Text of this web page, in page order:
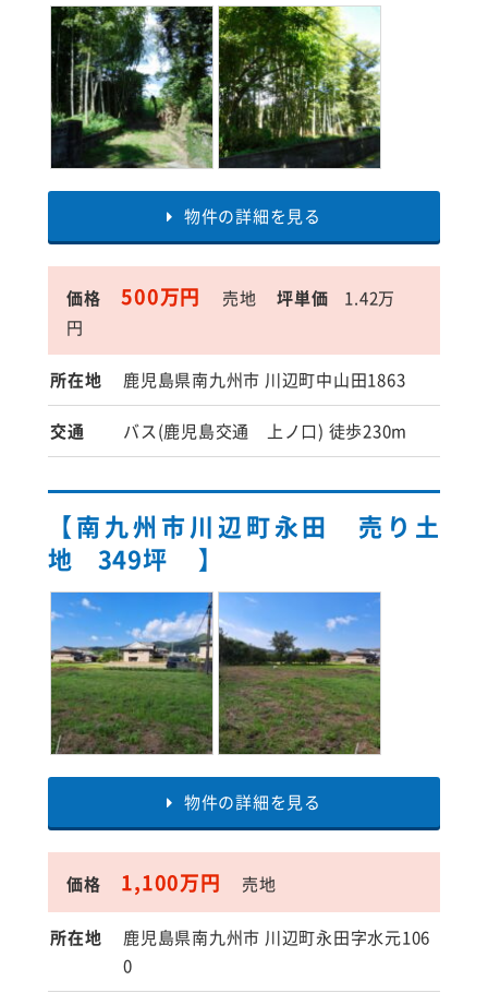
物件の詳細を見る
価格 500万円 売地 坪単価
1.42万
円
所在地 鹿児島県南九州市 川辺町中山田1863
交通 バス(鹿児島交通 上ノ口) 徒歩230m
【南九州市川辺町永田 売り土
地 349坪 】
物件の詳細を見る
価格 1,100万円 売地
所在地
鹿児島県南九州市 川辺町永田字水元106
0